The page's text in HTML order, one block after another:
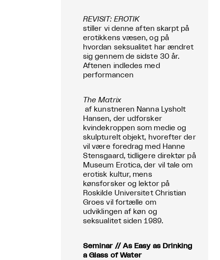
REVISIT: EROTIK
stiller vi denne aften skarpt på
erotikkens væsen, og på
hvordan seksualitet har ændret
sig gennem de sidste 30 år.
Aftenen indledes med
performancen
The Matrix
af kunstneren Nanna Lysholt
Hansen, der udforsker
kvindekroppen som medie og
skulpturelt objekt, hvorefter der
vil være foredrag med Hanne
Stensgaard, tidligere direktør på
Museum Erotica, der vil tale om
erotisk kultur, mens
kønsforsker og lektor på
Roskilde Universitet Christian
Groes vil fortælle om
udviklingen af køn og
seksualitet siden 1989.
Seminar // As Easy as Drinking
a Glass of Water